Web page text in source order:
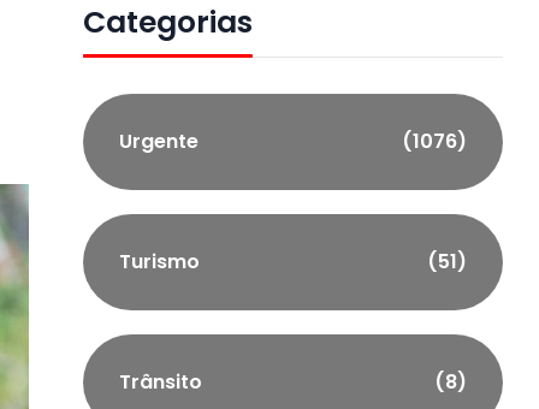
Categorias
Urgente (1076)
Turismo (51)
Trânsito (8)